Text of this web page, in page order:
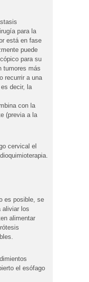
para la
está en fase
puede
para su
tumores más
recurrir a una
decir, la
con la
(previa a la
cervical el
es posible, se
aliviar los
alimentar
el esófago